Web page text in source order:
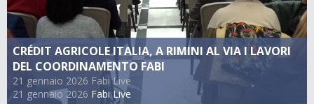
CRÉDIT AGRICOLE ITALIA, A RIMINI AL VIA I LAVORI
DEL COORDINAMENTO FABI
21 gennaio 2026 Fabi Live
21 gennaio 2026 Fabi Live